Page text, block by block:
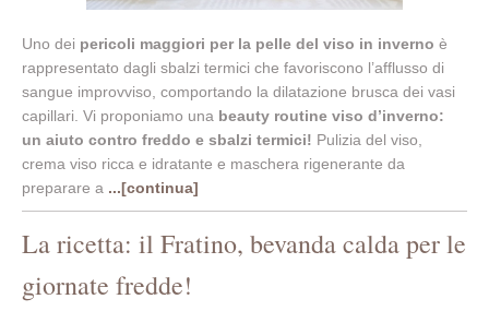
Uno dei pericoli maggiori per la pelle del viso in inverno è
rappresentato dagli sbalzi termici che favoriscono l’afflusso di
sangue improvviso, comportando la dilatazione brusca dei vasi
capillari. Vi proponiamo una beauty routine viso d’inverno:
un aiuto contro freddo e sbalzi termici! Pulizia del viso,
crema viso ricca e idratante e maschera rigenerante da
preparare a ...[continua]
La ricetta: il Fratino, bevanda calda per le
giornate fredde!